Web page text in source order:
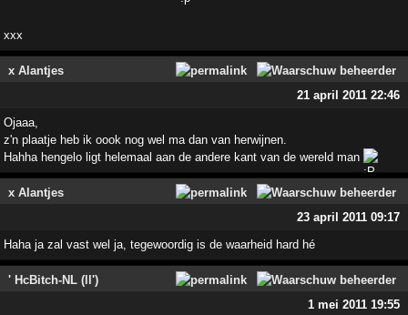
xxx
x Alantjes
21 april 2011 22:46
Ojaaa,
z'n plaatje heb ik oook nog wel ma dan van herwijnen.
Hahha hengelo ligt helemaal aan de andere kant van de wereld man
x Alantjes
23 april 2011 09:17
Haha ja zal vast wel ja, tegewoordig is de waarheid hard hé
' HcBitch-NL (ll')
1 mei 2011 19:55